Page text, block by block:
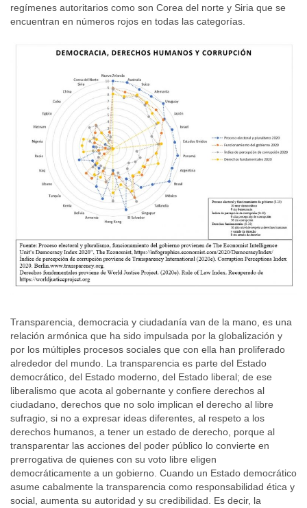
regímenes autoritarios como son Corea del norte y Siria que se
encuentran en números rojos en todas las categorías.
Transparencia, democracia y ciudadanía van de la mano, es una
relación armónica que ha sido impulsada por la globalización y
por los múltiples procesos sociales que con ella han proliferado
alrededor del mundo. La transparencia es parte del Estado
democrático, del Estado moderno, del Estado liberal; de ese
liberalismo que acota al gobernante y confiere derechos al
ciudadano, derechos que no solo implican el derecho al libre
sufragio, si no a expresar ideas diferentes, al respeto a los
derechos humanos, a tener un estado de derecho, porque al
transparentar las acciones del poder público lo convierte en
prerrogativa de quienes con su voto libre eligen
democráticamente a un gobierno. Cuando un Estado democrático
asume cabalmente la transparencia como responsabilidad ética y
social, aumenta su autoridad y su credibilidad. Es decir, la